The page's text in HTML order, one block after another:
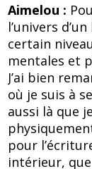
Aimelou :
l’univers
certain
mentales et
J’ai bien
où je suis à
aussi là que
pour
intérieur,